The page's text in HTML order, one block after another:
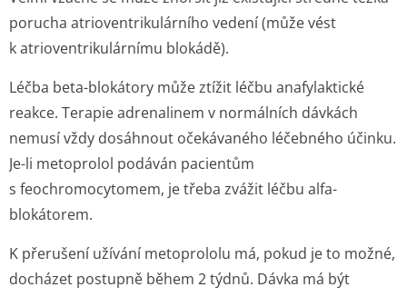
porucha atrioventriku­lárního vedení (může vést
k atrioventri­kulárnímu blokádě).
Léčba beta-blokátory může ztížit léčbu anafylaktické
reakce. Terapie adrenalinem v normálních dávkách
nemusí vždy dosáhnout očekávaného léčebného účinku.
Je-li metoprolol podáván pacientům
s feochromocytomem, je třeba zvážit léčbu alfa-
blokátorem.
K přerušení užívání metoprololu má, pokud je to možné,
docházet postupně během 2 týdnů. Dávka má být